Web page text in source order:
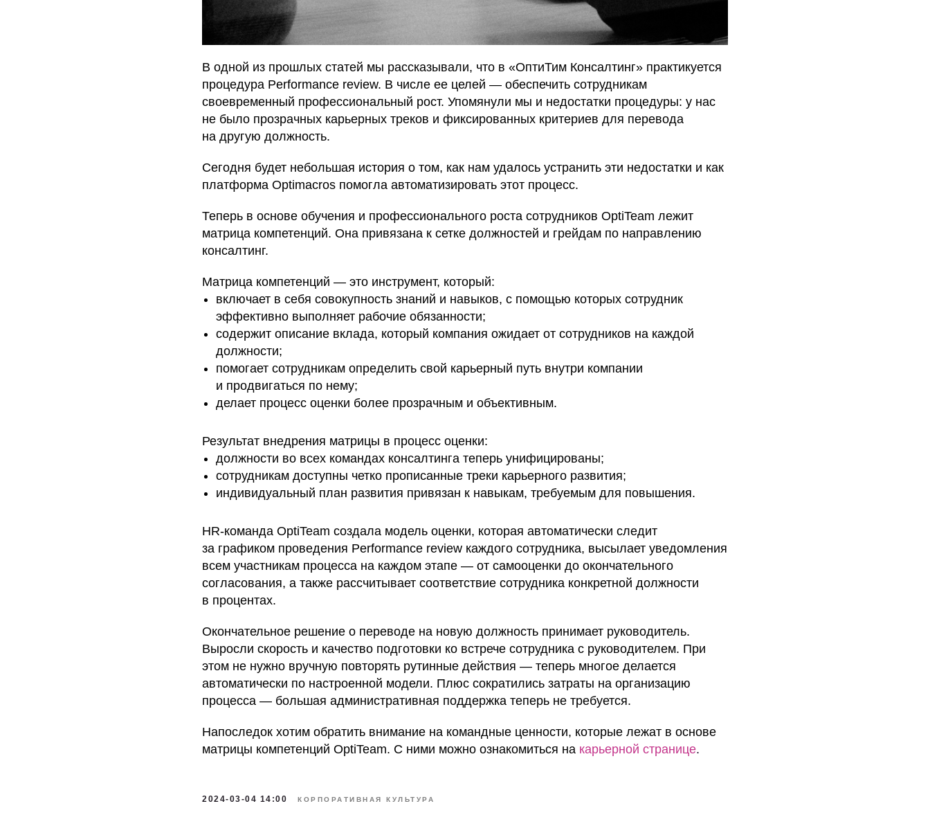
В одной из прошлых статей мы рассказывали, что в «ОптиТим Консалтинг» практикуется
процедура Performance review. В числе ее целей — обеспечить сотрудникам
своевременный профессиональный рост. Упомянули мы и недостатки процедуры: у нас
не было прозрачных карьерных треков и фиксированных критериев для перевода
на другую должность.
Сегодня будет небольшая история о том, как нам удалось устранить эти недостатки и как
платформа Optimacros помогла автоматизировать этот процесс.
Теперь в основе обучения и профессионального роста сотрудников OptiTeam лежит
матрица компетенций. Она привязана к сетке должностей и грейдам по направлению
консалтинг.
Матрица компетенций — это инструмент, который:
включает в себя совокупность знаний и навыков, с помощью которых сотрудник
эффективно выполняет рабочие обязанности;
содержит описание вклада, который компания ожидает от сотрудников на каждой
должности;
помогает сотрудникам определить свой карьерный путь внутри компании
и продвигаться по нему;
делает процесс оценки более прозрачным и объективным.
Результат внедрения матрицы в процесс оценки:
должности во всех командах консалтинга теперь унифицированы;
сотрудникам доступны четко прописанные треки карьерного развития;
индивидуальный план развития привязан к навыкам, требуемым для повышения.
HR-команда OptiTeam создала модель оценки, которая автоматически следит
за графиком проведения Performance review каждого сотрудника, высылает уведомления
всем участникам процесса на каждом этапе — от самооценки до окончательного
согласования, а также рассчитывает соответствие сотрудника конкретной должности
в процентах.
Окончательное решение о переводе на новую должность принимает руководитель.
Выросли скорость и качество подготовки ко встрече сотрудника с руководителем. При
этом не нужно вручную повторять рутинные действия — теперь многое делается
автоматически по настроенной модели. Плюс сократились затраты на организацию
процесса — большая административная поддержка теперь не требуется.
Напоследок хотим обратить внимание на командные ценности, которые лежат в основе
матрицы компетенций OptiTeam. С ними можно ознакомиться на карьерной странице.
2024-03-04 14:00 КОРПОРАТИВНАЯ КУЛЬТУРА